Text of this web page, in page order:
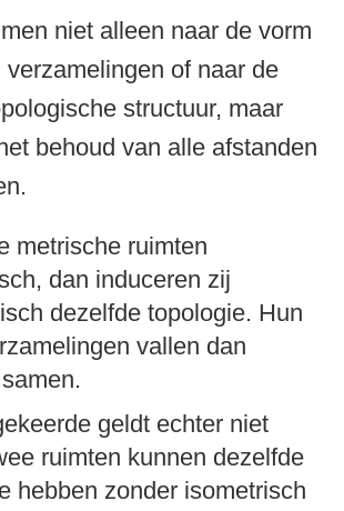
niet alleen naar de vorm
of naar de
structuur, maar
behoud van alle afstanden
metrische ruimten
dan induceren zij
dezelfde topologie. Hun
vallen dan
geldt echter niet
ruimten kunnen dezelfde
hebben zonder isometrisch